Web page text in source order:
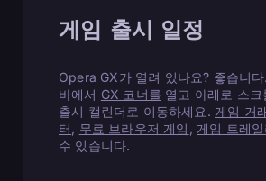
게임 출시 일정
Opera GX가 열려 있나요? 좋습니
바에서 GX 코너를 열고 아래로 스크
출시 캘린더로 이동하세요. 게임 거
터
무료 브라우저 게임 게임 트레일
수 있습니다.